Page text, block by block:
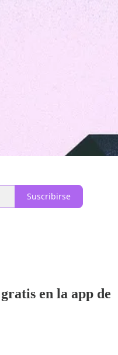
Suscribirse
en la app de